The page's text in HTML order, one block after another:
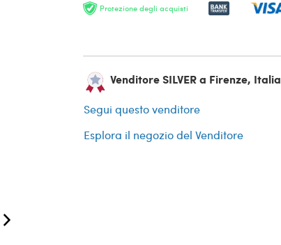
Protezione degli acquisti
Venditore SILVER a Firenze, Italia
Segui questo venditore
Esplora il negozio del Venditore